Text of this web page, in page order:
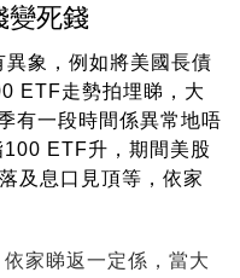
變死錢
異象，例如將美國長債
ETF走勢拍埋睇，大
有一段時間係異常地唔
ETF升，期間美股
及息口見頂等，依家
家睇返一定係，當大